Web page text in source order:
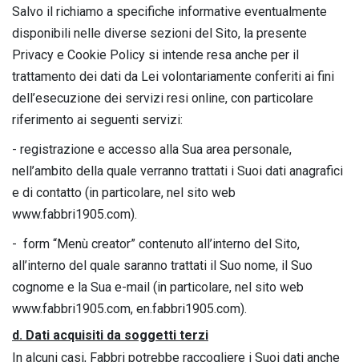
Salvo il richiamo a specifiche informative eventualmente
disponibili nelle diverse sezioni del Sito, la presente
Privacy e Cookie Policy si intende resa anche per il
trattamento dei dati da Lei volontariamente conferiti ai fini
dell’esecuzione dei servizi resi online, con particolare
riferimento ai seguenti servizi:
- registrazione e accesso alla Sua area personale,
nell’ambito della quale verranno trattati i Suoi dati anagrafici
e di contatto (in particolare, nel sito web
www.fabbri1905.com).
- form “Menù creator” contenuto all’interno del Sito,
all’interno del quale saranno trattati il Suo nome, il Suo
cognome e la Sua e-mail (in particolare, nel sito web
www.fabbri1905.com, en.fabbri1905.com).
d. Dati acquisiti da soggetti terzi
In alcuni casi, Fabbri potrebbe raccogliere i Suoi dati anche